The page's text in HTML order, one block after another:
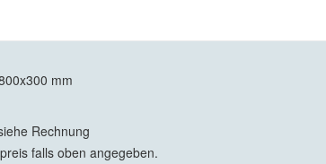
mm
Rechnung
falls oben angegeben.